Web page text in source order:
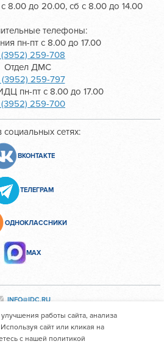
8.00 до 20.00, сб с 8.00 до 14.00
телефоны:
пн-пт с 8.00 до 17.00
(3952) 259-708
Отдел ДМС
(3952) 259-797
пн-пт с 8.00 до 17.00
(3952) 259-700
сетях:
ВКОНТАКТЕ
ТЕЛЕГРАМ
ОДНОКЛАССНИКИ
МАХ
INFO@IDC.RU
сотрудников размещены с их
работы сайта, анализа
сайт или кликая на
с нашей политикой